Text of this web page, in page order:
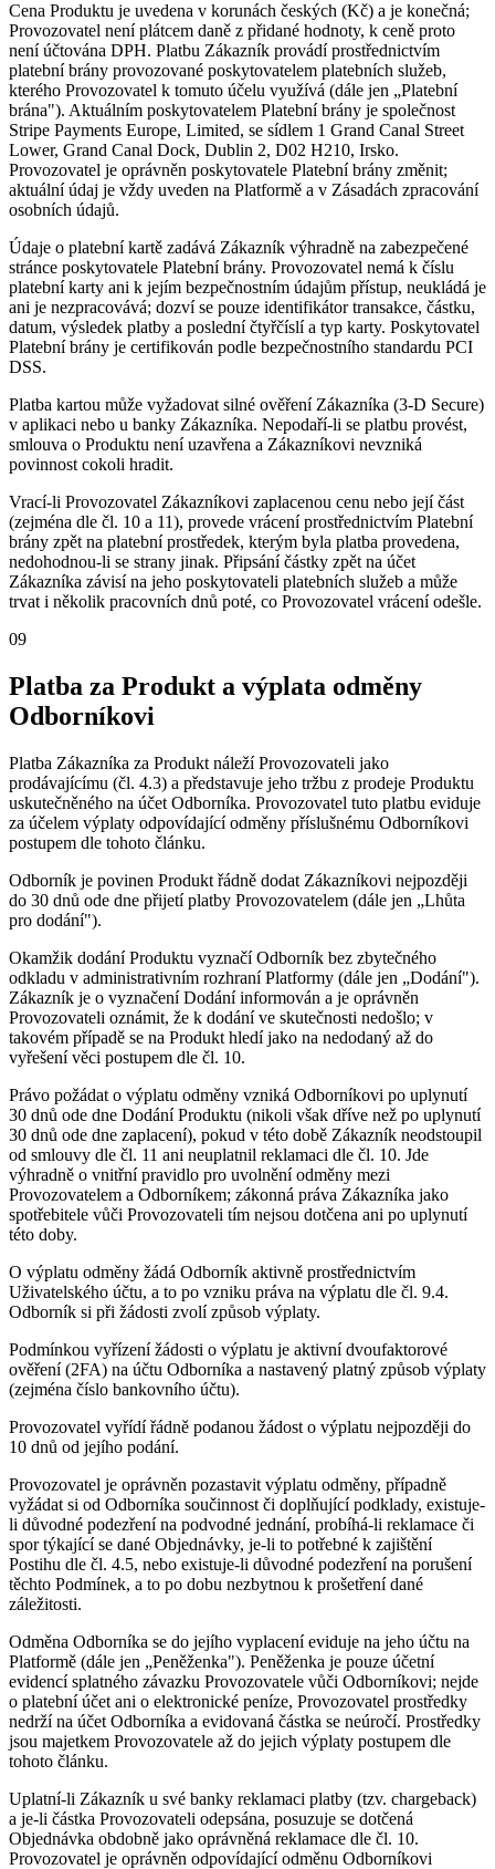
Cena Produktu je uvedena v korunách českých (Kč) a je konečná;
Provozovatel není plátcem daně z přidané hodnoty, k ceně proto
není účtována DPH. Platbu Zákazník provádí prostřednictvím
platební brány provozované poskytovatelem platebních služeb,
kterého Provozovatel k tomuto účelu využívá (dále jen „Platební
brána"). Aktuálním poskytovatelem Platební brány je společnost
Stripe Payments Europe, Limited, se sídlem 1 Grand Canal Street
Lower, Grand Canal Dock, Dublin 2, D02 H210, Irsko.
Provozovatel je oprávněn poskytovatele Platební brány změnit;
aktuální údaj je vždy uveden na Platformě a v Zásadách zpracování
osobních údajů.
Údaje o platební kartě zadává Zákazník výhradně na zabezpečené
stránce poskytovatele Platební brány. Provozovatel nemá k číslu
platební karty ani k jejím bezpečnostním údajům přístup, neukládá je
ani je nezpracovává; dozví se pouze identifikátor transakce, částku,
datum, výsledek platby a poslední čtyřčíslí a typ karty. Poskytovatel
Platební brány je certifikován podle bezpečnostního standardu PCI
DSS.
Platba kartou může vyžadovat silné ověření Zákazníka (3-D Secure)
v aplikaci nebo u banky Zákazníka. Nepodaří-li se platbu provést,
smlouva o Produktu není uzavřena a Zákazníkovi nevzniká
povinnost cokoli hradit.
Vrací-li Provozovatel Zákazníkovi zaplacenou cenu nebo její část
(zejména dle čl. 10 a 11), provede vrácení prostřednictvím Platební
brány zpět na platební prostředek, kterým byla platba provedena,
nedohodnou-li se strany jinak. Připsání částky zpět na účet
Zákazníka závisí na jeho poskytovateli platebních služeb a může
trvat i několik pracovních dnů poté, co Provozovatel vrácení odešle.
09
Platba za Produkt a výplata odměny
Odborníkovi
Platba Zákazníka za Produkt náleží Provozovateli jako
prodávajícímu (čl. 4.3) a představuje jeho tržbu z prodeje Produktu
uskutečněného na účet Odborníka. Provozovatel tuto platbu eviduje
za účelem výplaty odpovídající odměny příslušnému Odborníkovi
postupem dle tohoto článku.
Odborník je povinen Produkt řádně dodat Zákazníkovi nejpozději
do 30 dnů ode dne přijetí platby Provozovatelem (dále jen „Lhůta
pro dodání").
Okamžik dodání Produktu vyznačí Odborník bez zbytečného
odkladu v administrativním rozhraní Platformy (dále jen „Dodání").
Zákazník je o vyznačení Dodání informován a je oprávněn
Provozovateli oznámit, že k dodání ve skutečnosti nedošlo; v
takovém případě se na Produkt hledí jako na nedodaný až do
vyřešení věci postupem dle čl. 10.
Právo požádat o výplatu odměny vzniká Odborníkovi po uplynutí
30 dnů ode dne Dodání Produktu (nikoli však dříve než po uplynutí
30 dnů ode dne zaplacení), pokud v této době Zákazník neodstoupil
od smlouvy dle čl. 11 ani neuplatnil reklamaci dle čl. 10. Jde
výhradně o vnitřní pravidlo pro uvolnění odměny mezi
Provozovatelem a Odborníkem; zákonná práva Zákazníka jako
spotřebitele vůči Provozovateli tím nejsou dotčena ani po uplynutí
této doby.
O výplatu odměny žádá Odborník aktivně prostřednictvím
Uživatelského účtu, a to po vzniku práva na výplatu dle čl. 9.4.
Odborník si při žádosti zvolí způsob výplaty.
Podmínkou vyřízení žádosti o výplatu je aktivní dvoufaktorové
ověření (2FA) na účtu Odborníka a nastavený platný způsob výplaty
(zejména číslo bankovního účtu).
Provozovatel vyřídí řádně podanou žádost o výplatu nejpozději do
10 dnů od jejího podání.
Provozovatel je oprávněn pozastavit výplatu odměny, případně
vyžádat si od Odborníka součinnost či doplňující podklady, existuje-
li důvodné podezření na podvodné jednání, probíhá-li reklamace či
spor týkající se dané Objednávky, je-li to potřebné k zajištění
Postihu dle čl. 4.5, nebo existuje-li důvodné podezření na porušení
těchto Podmínek, a to po dobu nezbytnou k prošetření dané
záležitosti.
Odměna Odborníka se do jejího vyplacení eviduje na jeho účtu na
Platformě (dále jen „Peněženka"). Peněženka je pouze účetní
evidencí splatného závazku Provozovatele vůči Odborníkovi; nejde
o platební účet ani o elektronické peníze, Provozovatel prostředky
nedrží na účet Odborníka a evidovaná částka se neúročí. Prostředky
jsou majetkem Provozovatele až do jejich výplaty postupem dle
tohoto článku.
Uplatní-li Zákazník u své banky reklamaci platby (tzv. chargeback)
a je-li částka Provozovateli odepsána, posuzuje se dotčená
Objednávka obdobně jako oprávněná reklamace dle čl. 10.
Provozovatel je oprávněn odpovídající odměnu Odborníkovi